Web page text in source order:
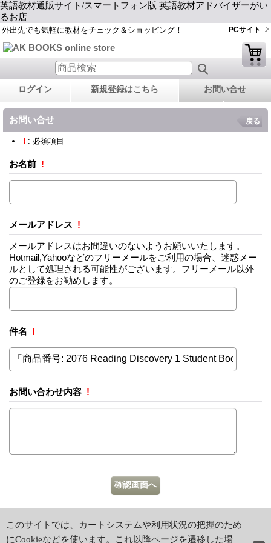
英語教材通販サイト/スマートフォン版 英語教材アドバイザーがい
るお店
外出先でも気軽に教材をチェック＆ショッピング！ PCサイト
ログイン 新規登録はこちら お問い合せ
お問い合せ 戻る
! : 必須項目
お名前 !
メールアドレス !
メールアドレスはお間違いのないようお願いいたします。
Hotmail,Yahooなどのフリーメールをご利用の場合、迷惑メー
ルとして処理される可能性がございます。フリーメール以外
のご登録をお勧めします。
件名 !
お問い合わせ内容 !
ホーム | ショッピングカート
特定商取引法表示 | 初めての方はこちら
このサイトでは、カートシステムや利用状況の把握のため
にCookieなどを使います。これ以降ページを遷移した場